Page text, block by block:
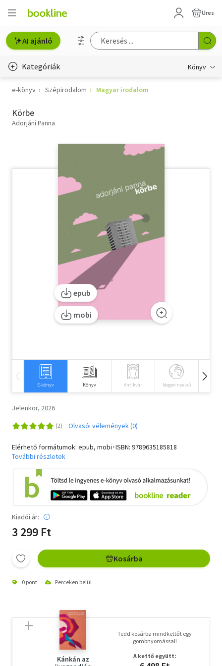
Üres
AI ajánló
Kategóriák Könyv
Életmód, egészség
Erotika
Tankönyv, segédkönyv
Társadalomtudomány
Természettudomány
e-könyv Szépirodalom Magyar irodalom
Körbe
Adorjáni Panna
epub
mobi
E-könyv Könyv Antikvár Idegen nyelvű
Jelenkor, 2026
Olvasói vélemények (0)
Elérhető formátumok: epub, mobi･ISBN: 9789635185818
További részletek
Kiadói ár:
3 299 Ft
Kosárba
0 pont Perceken belül
Kánkán az
Tedd kosárba mindkettőt egy
gombnyomással!
A kettő együtt: